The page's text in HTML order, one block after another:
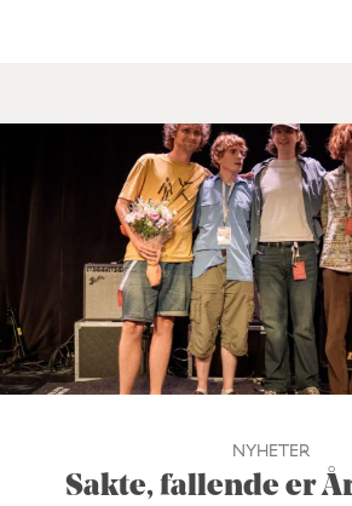
NYHETER
Sakte, fallende er